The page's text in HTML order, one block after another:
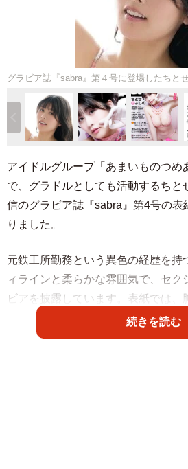
グラビア誌『sabra』第４号に登場したちと
アイドルグループ「あまいものつめ
で、グラドルとしても活動するちと
信のグラビア誌『sabra』第4号の表
りました。
元鉄工所勤務という異色の経歴を持
ィラインと柔らかな雰囲気で、セク
ビアを披露しています。表紙では、
満なバストがこぼれ落ちそうなピン
リー姿で登場。白い手袋とピンクの
続きを読む